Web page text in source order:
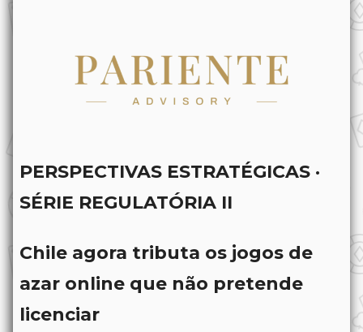
PERSPECTIVAS ESTRATÉGICAS ·
SÉRIE REGULATÓRIA II
Chile agora tributa os jogos de
azar online que não pretende
licenciar